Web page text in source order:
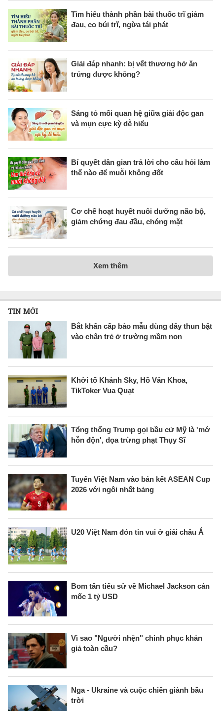
Tìm hiểu thành phần bài thuốc trĩ giảm
đau, co búi trĩ, ngừa tái phát
Giải đáp nhanh: bị vết thương hở ăn
trứng được không?
Sáng tỏ mối quan hệ giữa giải độc gan
và mụn cực kỳ dễ hiểu
Bí quyết dân gian trả lời cho câu hỏi làm
thế nào để muỗi không đốt
Cơ chế hoạt huyết nuôi dưỡng não bộ,
giảm chứng đau đầu, chóng mặt
Xem thêm
TIN MỚI
Bắt khẩn cấp bảo mẫu dùng dây thun bật
vào chân trẻ ở trường mầm non
Khởi tố Khánh Sky, Hồ Văn Khoa,
TikToker Vua Quạt
Tổng thống Trump gọi bầu cử Mỹ là 'mớ
hỗn độn', dọa trừng phạt Thụy Sĩ
Tuyển Việt Nam vào bán kết ASEAN Cup
2026 với ngôi nhất bảng
U20 Việt Nam đón tin vui ở giải châu Á
Bom tấn tiểu sử về Michael Jackson cán
mốc 1 tỷ USD
Vì sao "Người nhện" chinh phục khán
giả toàn cầu?
Nga - Ukraine và cuộc chiến giành bầu
trời